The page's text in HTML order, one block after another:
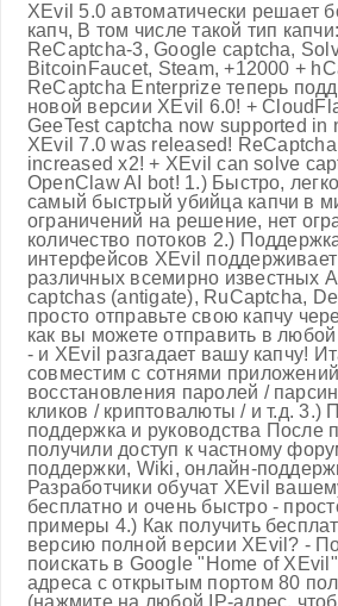
XEvil 5.0 автоматически решает
капч, В том числе такой тип
ReCaptcha-3, Google captcha,
BitcoinFaucet, Steam, +12000 +
ReCaptcha Enterprize теперь
новой версии XEvil 6.0! +
GeeTest captcha now supported in
XEvil 7.0 was released!
increased x2! + XEvil can solve
OpenClaw AI bot! 1.) Быстро,
самый быстрый убийца капчи в
ограничений на решение, нет
количество потоков 2.)
интерфейсов XEvil
различных всемирно известных
captchas (antigate), RuCaptcha,
просто отправьте свою капчу
как вы можете отправить в любой
- и XEvil разгадает вашу капчу!
совместим с сотнями
восстановления паролей /
кликов / криптовалюты / и т.д. 3.)
поддержка и руководства После
получили доступ к частному
поддержки, Wiki, онлайн-
Разработчики обучат XEvil
бесплатно и очень быстро -
примеры 4.) Как получить
версию полной версии XEvil? -
поискать в Google "Home of
адреса с открытым портом 80
(нажмите на любой IP-адрес,